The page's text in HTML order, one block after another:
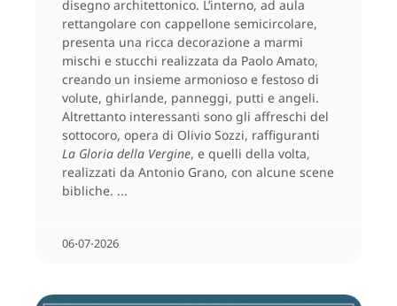
disegno architettonico. L’interno, ad aula
rettangolare con cappellone semicircolare,
presenta una ricca decorazione a marmi
mischi e stucchi realizzata da Paolo Amato,
creando un insieme armonioso e festoso di
volute, ghirlande, panneggi, putti e angeli.
Altrettanto interessanti sono gli affreschi del
sottocoro, opera di Olivio Sozzi, raffiguranti
La Gloria della Vergine, e quelli della volta,
realizzati da Antonio Grano, con alcune scene
bibliche.
06⋅07⋅2026